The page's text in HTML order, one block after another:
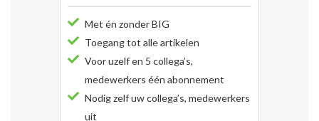
Met én zonder BIG
Toegang tot alle artikelen
Voor uzelf en 5 collega’s,
medewerkers één abonnement
Nodig zelf uw collega’s, medewerkers
uit